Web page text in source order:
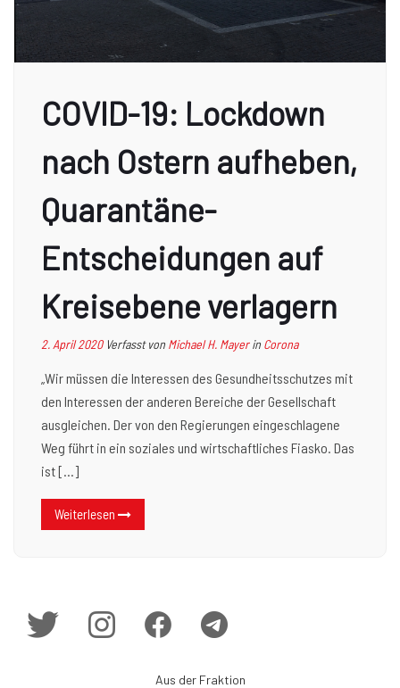
COVID-19: Lockdown
nach Ostern aufheben,
Quarantäne-
Entscheidungen auf
Kreisebene verlagern
2. April 2020 Verfasst vonMichael H. Mayer inCorona
„Wir müssen die Interessen des Gesundheitsschutzes mit
den Interessen der anderen Bereiche der Gesellschaft
ausgleichen. Der von den Regierungen eingeschlagene
Weg führt in ein soziales und wirtschaftliches Fiasko. Das
ist […]
Weiterlesen
Aus der Fraktion